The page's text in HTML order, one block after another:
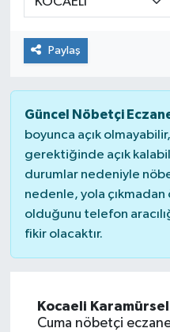
Paylaş
Güncel Nöbetçi
boyunca açık
gerektiğinde açık
durumlar nedeniyle
nedenle, yola çıkmadan
olduğunu telefon
fikir olacaktır.
Kocaeli Karamürsel
Cuma nöbetçi
Magazin
Özel Haber
Resmi İlan
Sağlık
Spor